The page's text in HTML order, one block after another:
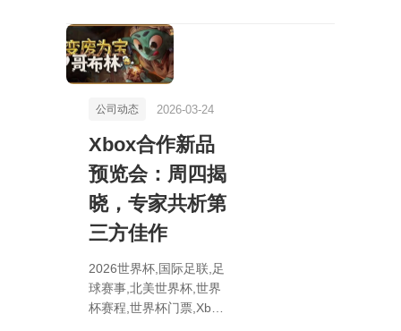
公司动态 2026-03-24
Xbox合作新品
预览会：周四揭
晓，专家共析第
三方佳作
2026世界杯,国际足联,足
球赛事,北美世界杯,世界
杯赛程,世界杯门票,Xbox